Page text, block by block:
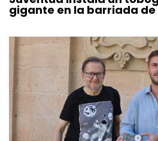
gigante en la barriada de